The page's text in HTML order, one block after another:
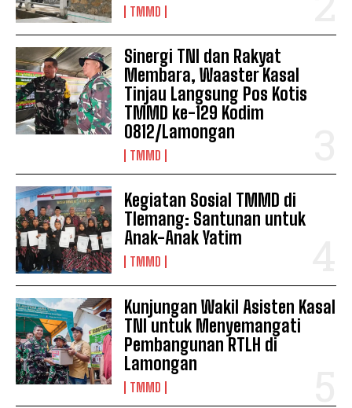
TMMD
Sinergi TNI dan Rakyat
Membara, Waaster Kasal
Tinjau Langsung Pos Kotis
TMMD ke-129 Kodim
0812/Lamongan
TMMD
Kegiatan Sosial TMMD di
Tlemang: Santunan untuk
Anak-Anak Yatim
TMMD
Kunjungan Wakil Asisten Kasal
TNI untuk Menyemangati
Pembangunan RTLH di
Lamongan
TMMD